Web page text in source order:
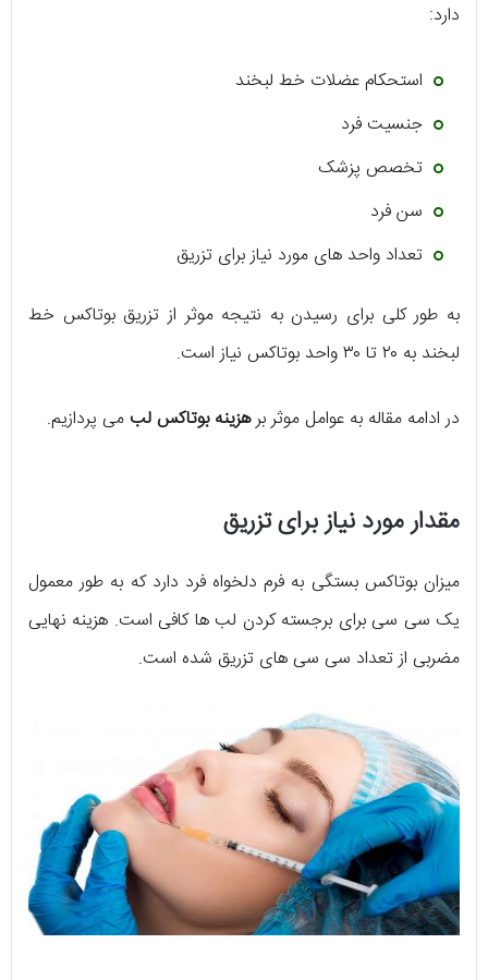
دارد:
استحکام عضلات خط لبخند
جنسیت فرد
تخصص پزشک
سن فرد
تعداد واحد های مورد نیاز برای تزریق
به طور کلی برای رسیدن به نتیجه موثر از تزریق بوتاکس خط
لبخند به ۲۰ تا ۳۰ واحد بوتاکس نیاز است.
در ادامه مقاله به عوامل موثر برهزینه بوتاکس لب می پردازیم.
مقدار مورد نیاز برای تزریق
میزان بوتاکس بستگی به فرم دلخواه فرد دارد که به طور معمول
یک سی سی برای برجسته کردن لب ها کافی است. هزینه نهایی
مضربی از تعداد سی سی های تزریق شده است.